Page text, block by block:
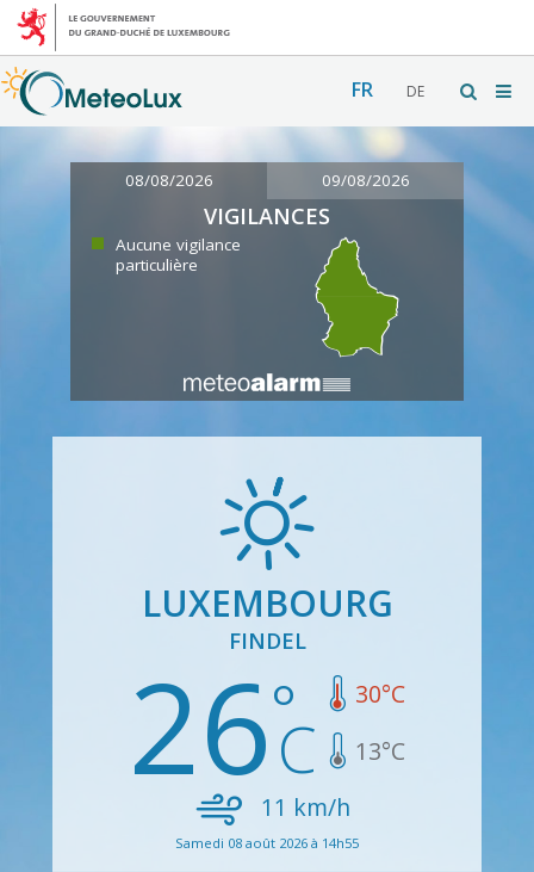
FR DE
08/08/2026 09/08/2026
VIGILANCES
Aucune vigilance
particulière
LUXEMBOURG
FINDEL
26 30°C
13°C
11 km/h
Samedi 08 août 2026 à 14h55